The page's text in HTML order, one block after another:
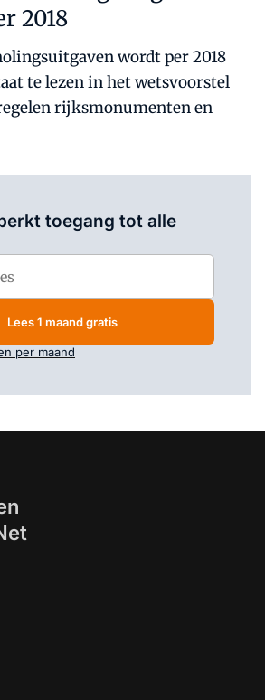
2018
wordt per 2018
te lezen in het wetsvoorstel
rijksmonumenten en
toegang tot alle
Lees 1 maand gratis
per maand